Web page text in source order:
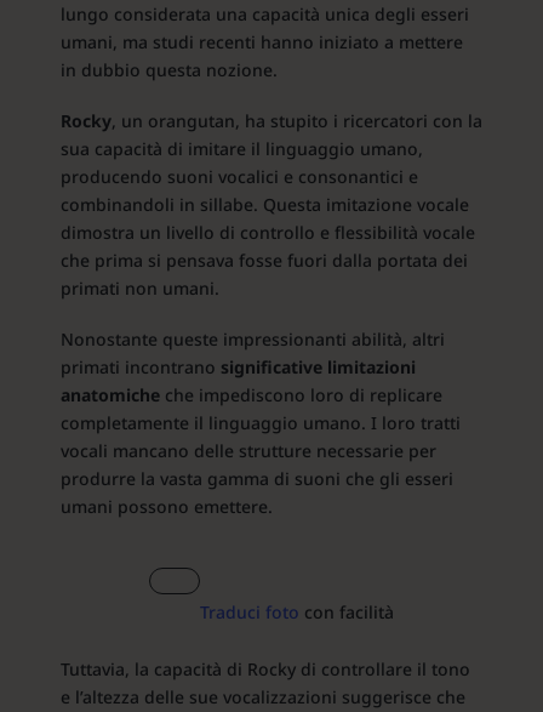
lungo considerata una capacità unica degli esseri
umani, ma studi recenti hanno iniziato a mettere
in dubbio questa nozione.
Rocky, un orangutan, ha stupito i ricercatori con la
sua capacità di imitare il linguaggio umano,
producendo suoni vocalici e consonantici e
combinandoli in sillabe. Questa imitazione vocale
dimostra un livello di controllo e flessibilità vocale
che prima si pensava fosse fuori dalla portata dei
primati non umani.
Nonostante queste impressionanti abilità, altri
primati incontrano significative limitazioni
anatomicheche impediscono loro di replicare
completamente il linguaggio umano. I loro tratti
vocali mancano delle strutture necessarie per
produrre la vasta gamma di suoni che gli esseri
umani possono emettere.
Traduci foto con facilità
Tuttavia, la capacità di Rocky di controllare il tono
e l’altezza delle sue vocalizzazioni suggerisce che